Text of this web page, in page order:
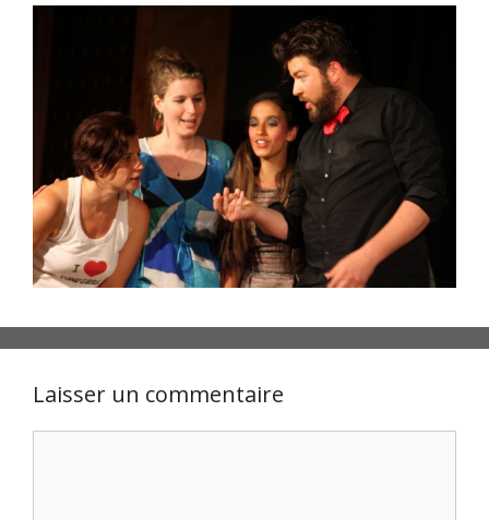
Laisser un commentaire